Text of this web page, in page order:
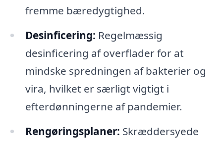
fremme bæredygtighed.
Desinficering: Regelmæssig
desinficering af overflader for at
mindske spredningen af bakterier og
vira, hvilket er særligt vigtigt i
efterdønningerne af pandemier.
Rengøringsplaner: Skræddersyede